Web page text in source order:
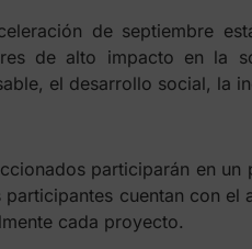
de septiembre
de alto impacto en la
el desarrollo social, la
participarán en
participantes cuentan con
cada proyecto.